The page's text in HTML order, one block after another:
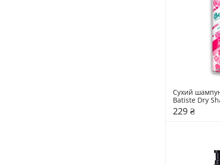
Сухий
Batiste Dry
and Flirty Blush
229 ₴